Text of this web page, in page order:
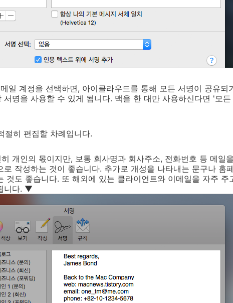
일 계정을 선택하면, 아이클라우드를 통해 모든 서명이 공유되
명을 사용할 수 있게 됩니다. 맥을 한 대만 사용하신다면 '모
절히 편집할 차례입니다.
개인의 몫이지만, 보통 회사명과 회사주소, 전화번호 등 메일
작성하는 것이 좋습니다. 추가로 개성을 나타내는 문구나 홈
것도 좋습니다. 또 해외에 있는 클라이언트와 이메일을 자주 주
니다. ▼